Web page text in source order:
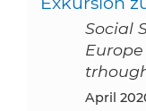
Social
April